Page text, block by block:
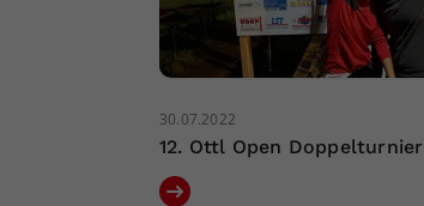
30.07.2022
12. Ottl Open Doppelturnier